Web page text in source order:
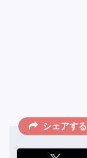
シェアする